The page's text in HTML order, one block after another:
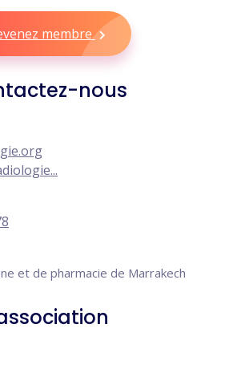
membre
nous
et de pharmacie de Marrakech